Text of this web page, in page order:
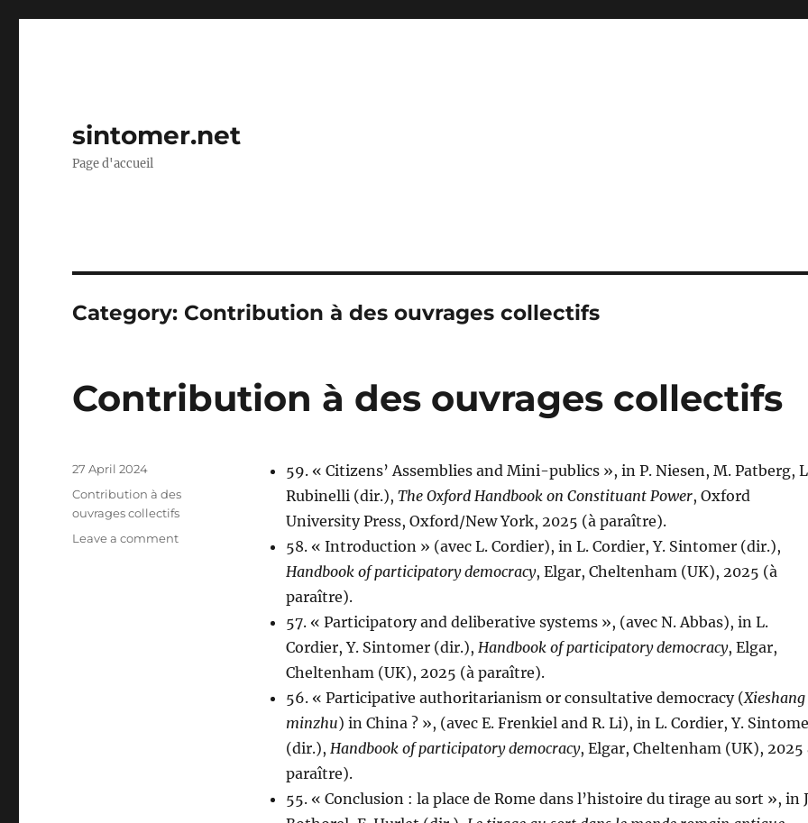
sintomer.net
Page d'accueil
Category: Contribution à des ouvrages collectifs
Contribution à des ouvrages collectifs
59. « Citizens’ Assemblies and Mini-publics », in P. Niesen, M. Patberg,
Rubinelli (dir.), The Oxford Handbook on Constituant Power, Oxford
University Press, Oxford/New York, 2025 (à paraître).
58. « Introduction » (avec L. Cordier), in L. Cordier, Y. Sintomer (dir.),
Handbook of participatory democracy, Elgar, Cheltenham (UK), 2025 (à
paraître).
57. « Participatory and deliberative systems », (avec N. Abbas), in L.
Cordier, Y. Sintomer (dir.), Handbook of participatory democracy, Elgar,
Cheltenham (UK), 2025 (à paraître).
56. « Participative authoritarianism or consultative democracy (Xieshang
minzhu) in China ? », (avec E. Frenkiel and R. Li), in L. Cordier, Y.
(dir.), Handbook of participatory democracy, Elgar, Cheltenham (UK), 2025
paraître).
55. « Conclusion : la place de Rome dans l’histoire du tirage au sort », in
Posted
27 April 2024
Categories
Contribution à des
ouvrages collectifs
Leave a commenton